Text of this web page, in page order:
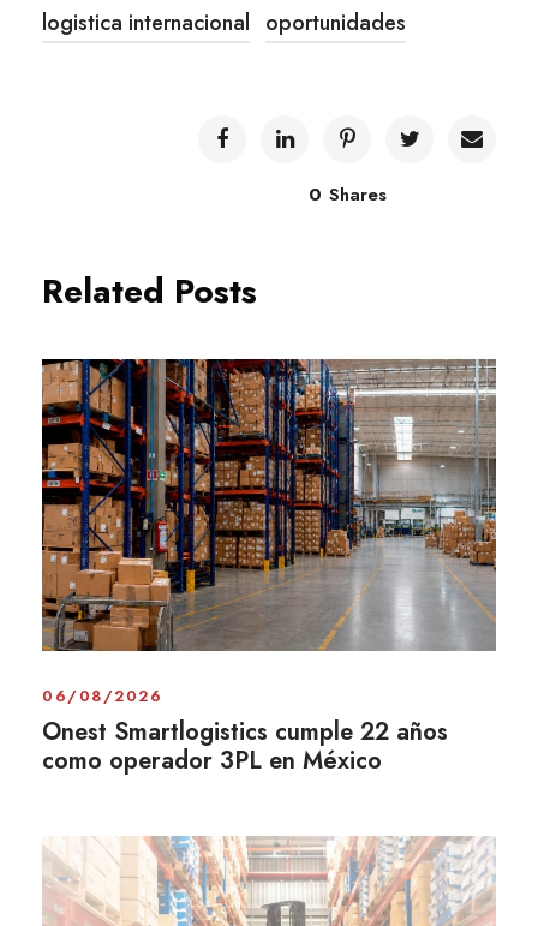
logistica internacional oportunidades
0 Shares
Related Posts
06/08/2026
Onest Smartlogistics cumple 22 años
como operador 3PL en México